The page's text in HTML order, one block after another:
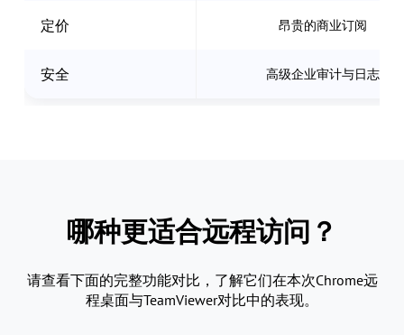
定价 昂贵的商业订阅
安全 高级企业审计与日志
哪种更适合远程访问？
请查看下面的完整功能对比，了解它们在本次Chrome远
程桌面与TeamViewer对比中的表现。